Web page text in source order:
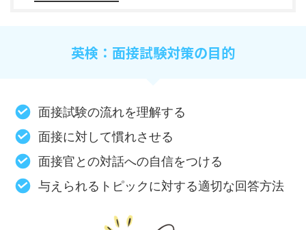
英検：面接試験対策の目的
面接試験の流れを理解する
面接に対して慣れさせる
面接官との対話への自信をつける
与えられるトピックに対する適切な回答方法